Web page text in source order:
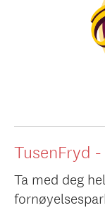
TusenFryd
Ta med deg